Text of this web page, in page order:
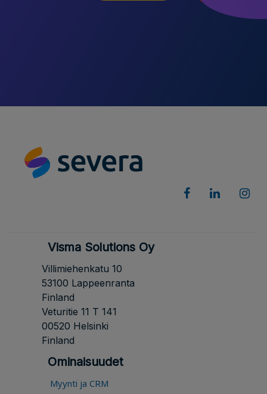
Visma Solutions Oy
Villimiehenkatu 10
53100 Lappeenranta
Finland
Veturitie 11 T 141
00520 Helsinki
Finland
Ominaisuudet
Myynti ja CRM